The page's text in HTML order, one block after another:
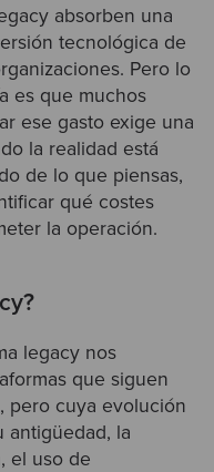
absorben una
tecnológica de
Pero lo
es que muchos
ese gasto exige una
la realidad está
de lo que piensas,
qué costes
la operación.
legacy nos
que siguen
pero cuya evolución
antigüedad, la
el uso de